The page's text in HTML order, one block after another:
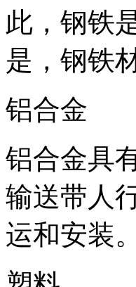
此，钢铁
是，钢铁
铝合金
铝合金具
输送带人
运和安装